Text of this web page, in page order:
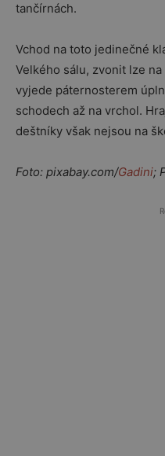
tančírnách.
Vchod na toto jedinečné
Velkého sálu, zvonit lze
vyjede páternosterem
schodech až na vrchol.
deštníky však nejsou na
Foto: pixabay.com/Gadini;